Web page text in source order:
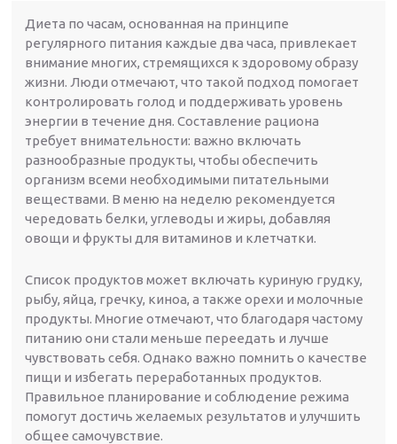
Диета по часам, основанная на принципе
регулярного питания каждые два часа, привлекает
внимание многих, стремящихся к здоровому образу
жизни. Люди отмечают, что такой подход помогает
контролировать голод и поддерживать уровень
энергии в течение дня. Составление рациона
требует внимательности: важно включать
разнообразные продукты, чтобы обеспечить
организм всеми необходимыми питательными
веществами. В меню на неделю рекомендуется
чередовать белки, углеводы и жиры, добавляя
овощи и фрукты для витаминов и клетчатки.
Список продуктов может включать куриную грудку,
рыбу, яйца, гречку, киноа, а также орехи и молочные
продукты. Многие отмечают, что благодаря частому
питанию они стали меньше переедать и лучше
чувствовать себя. Однако важно помнить о качестве
пищи и избегать переработанных продуктов.
Правильное планирование и соблюдение режима
помогут достичь желаемых результатов и улучшить
общее самочувствие.